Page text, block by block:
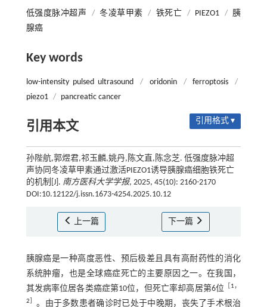
低强度脉冲超声 / 冬凌草甲素 / 铁死亡 / PIEZO1 / 胰
腺癌
Key words
low-intensity pulsed ultrasound / oridonin / ferroptosis
/
piezo1 / pancreatic cancer
引用本文 引用格式 ▾
孙陛航,郭煜君,祁玉麟,姚丹,陈文直,陈念芝. 低强度脉冲超
声协同冬凌草甲素通过激活PIEZO1诱导胰腺癌细胞铁死亡
的机制[J]. 南方医科大学学报, 2025, 45(10): 2160-2170
DOI:10.12122/j.issn.1673-4254.2025.10.12
上一篇 下一篇
胰腺癌是一种高度恶性、预后极差且具有高耐药性的消化
系统肿瘤，也是全球癌症死亡的主要原因之一。在我国，
其发病率位居各类癌症第10位，但死亡率却高居第6位
1，
2 。由于多数患者确诊时已处于中晚期，丧失了手术根治